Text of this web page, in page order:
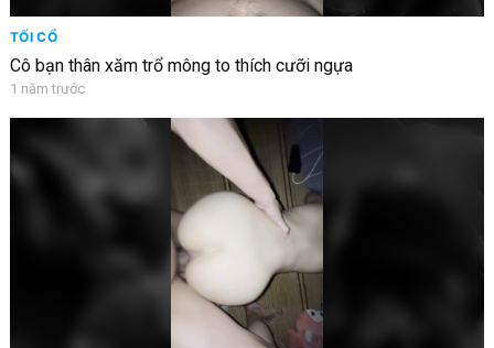
TỐI CỔ
Cô bạn thân xăm trổ mông to thích cưỡi ngựa
1 năm trước